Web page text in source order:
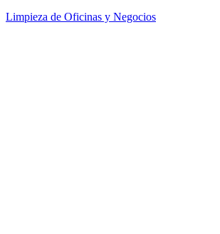
Limpieza de Oficinas y Negocios